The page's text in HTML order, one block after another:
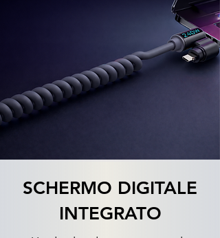
SCHERMO DIGITALE
INTEGRATO